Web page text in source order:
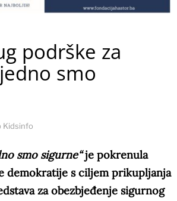
podrške za
smo
Kidsinfo
smo sigurne“je pokrenula
demokratije s ciljem prikupljanja
za obezbjeđenje sigurnog